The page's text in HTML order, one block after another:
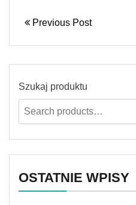
Previous Post
Szukaj produktu
OSTATNIE WPISY